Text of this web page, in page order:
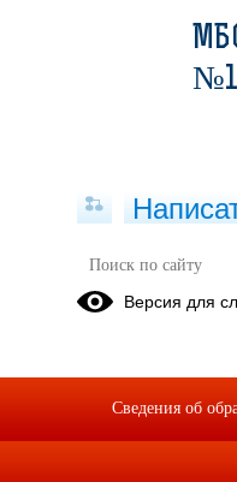
Версия для
Сведения об